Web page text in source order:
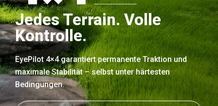
Jedes Terrain. Volle
Kontrolle.
EyePilot 4×4 garantiert permanente Traktion und
maximale Stabilität – selbst unter härtesten
Bedingungen.